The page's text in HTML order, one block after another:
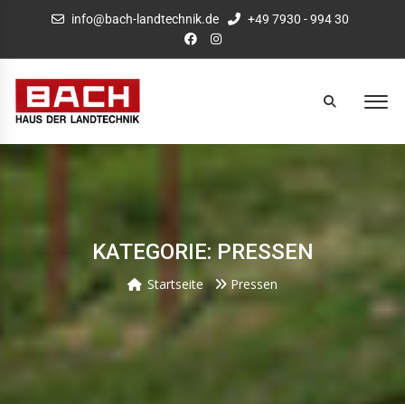
info@bach-landtechnik.de +49 7930 - 994 30
KATEGORIE: PRESSEN
Startseite Pressen